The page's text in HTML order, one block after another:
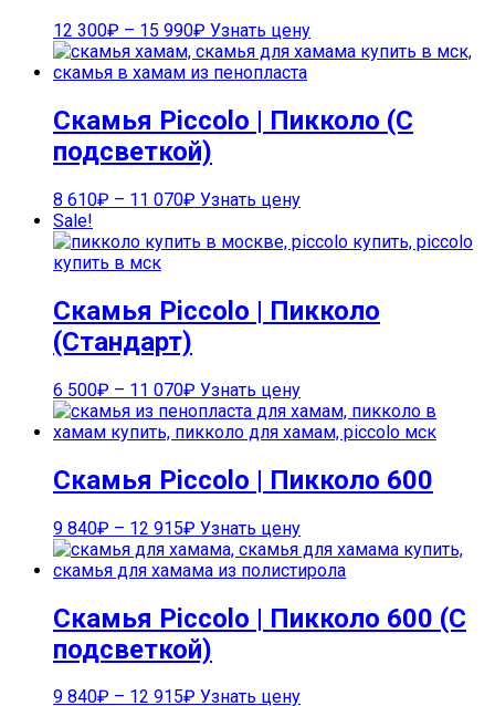
12 300₽ – 15 990₽ Узнать цену
Скамья Piccolo | Пикколо (С
подсветкой)
8 610₽ – 11 070₽ Узнать цену
Sale!
Скамья Piccolo | Пикколо
(Стандарт)
6 500₽ – 11 070₽ Узнать цену
Скамья Piccolo | Пикколо 600
9 840₽ – 12 915₽ Узнать цену
Скамья Piccolo | Пикколо 600 (С
подсветкой)
9 840₽ – 12 915₽ Узнать цену